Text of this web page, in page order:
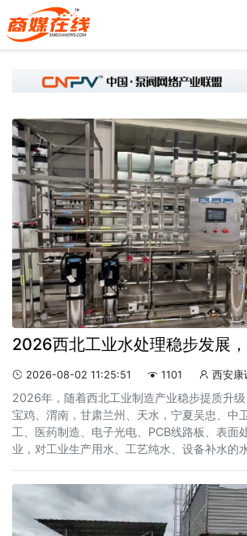
2026西北工业水处理稳步发展
 2026-08-02 11:25:51  1101  西安康
2026年，随着西北工业制造产业稳步提质升级
宝鸡、渭南，甘肃兰州、天水，宁夏吴忠、中
工、医药制造、电子光电、PCB线路板、表面
业，对工业生产用水、工艺纯水、设备补水的